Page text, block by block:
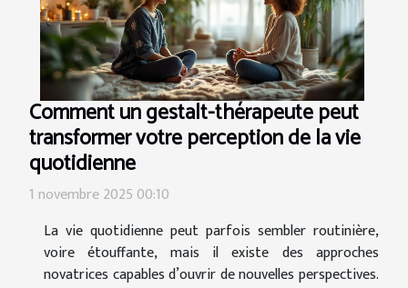
Comment un gestalt-thérapeute peut
transformer votre perception de la vie
quotidienne
1 novembre 2025 00:10
La vie quotidienne peut parfois sembler routinière,
voire étouffante, mais il existe des approches
novatrices capables d’ouvrir de nouvelles perspectives.